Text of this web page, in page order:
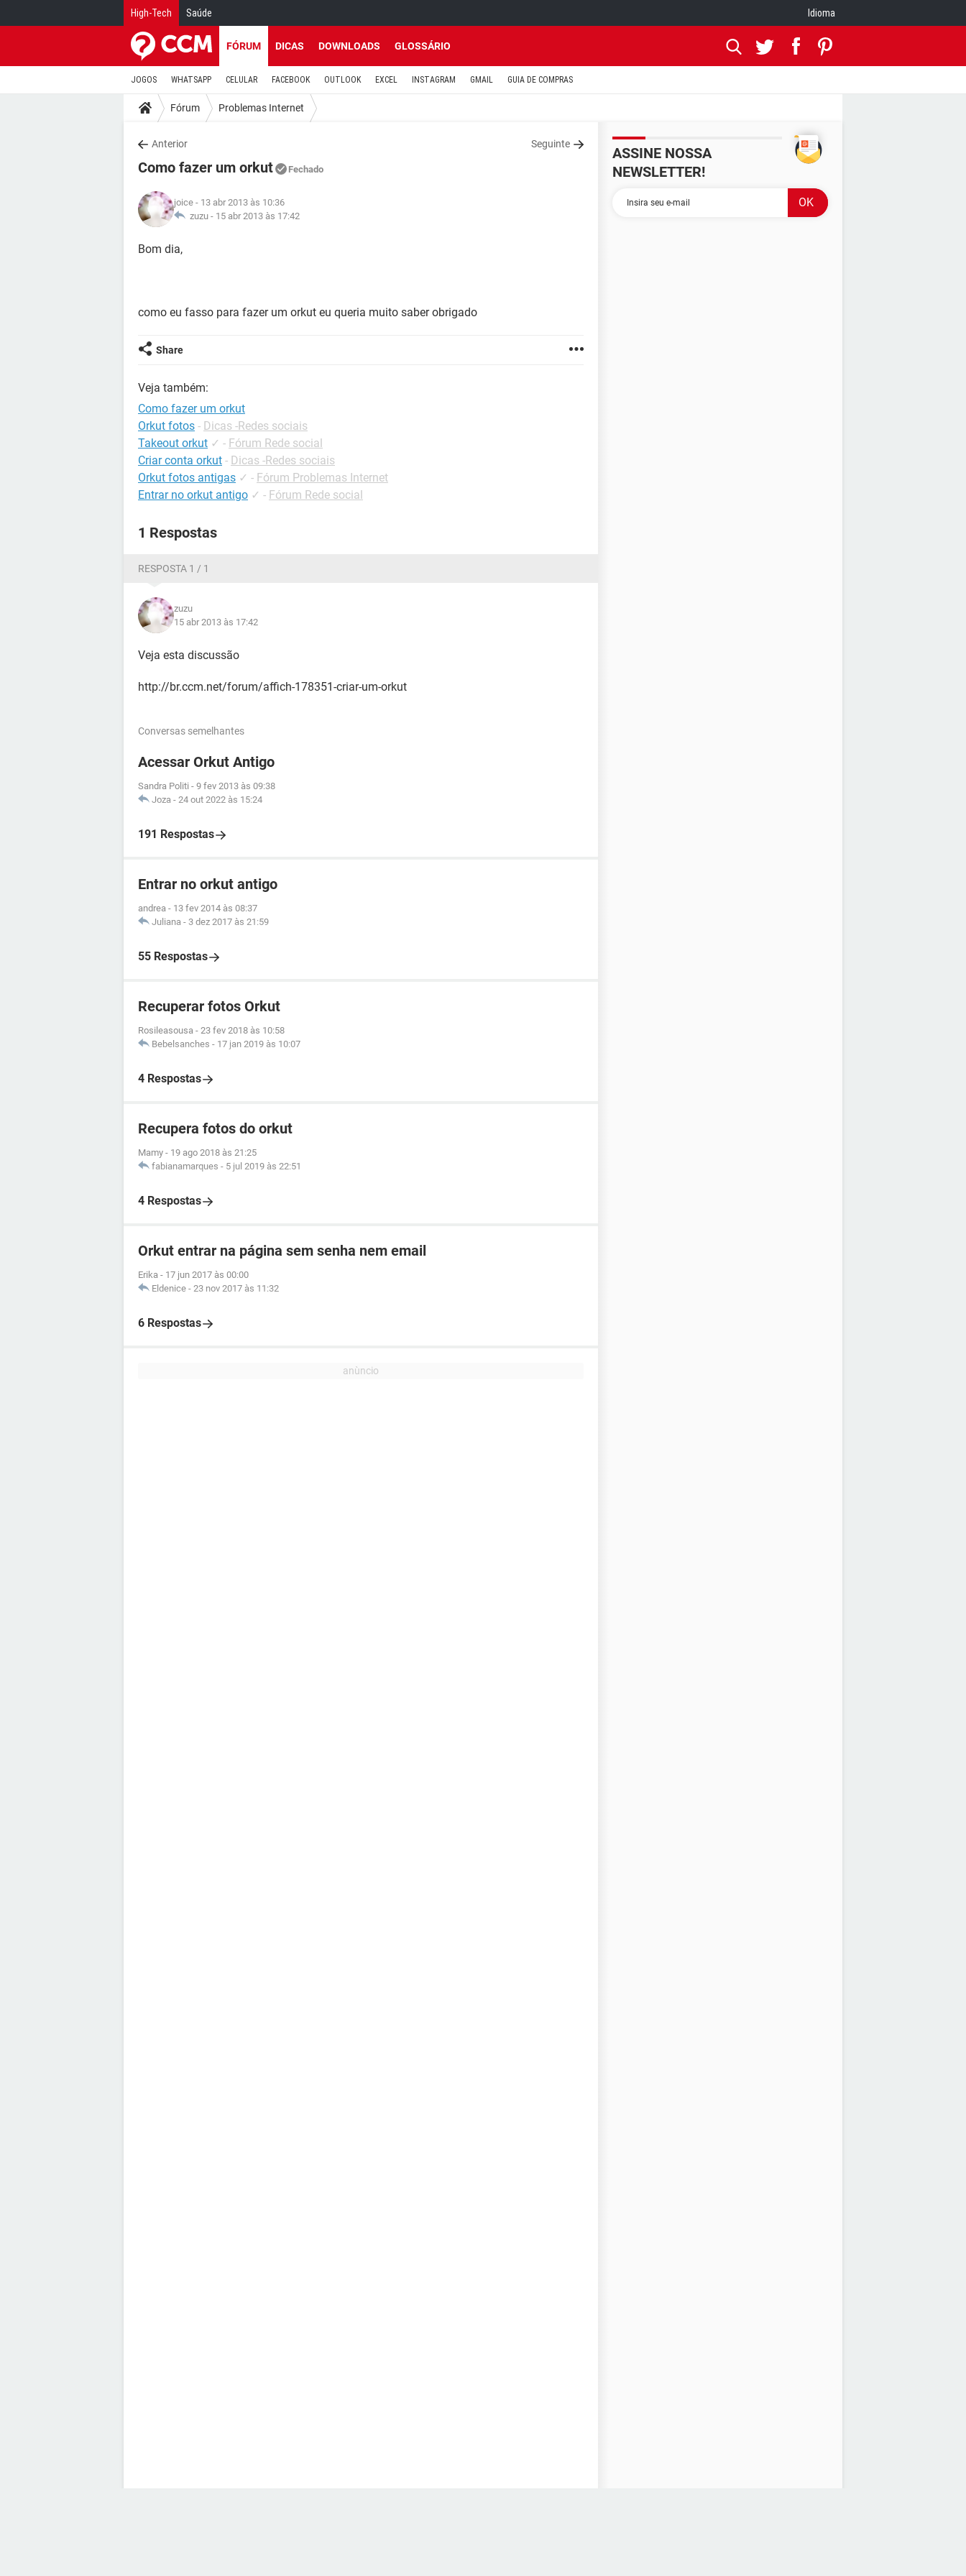
High-Tech Saúde Idioma
FÓRUM DICAS DOWNLOADS GLOSSÁRIO
JOGOS WHATSAPP CELULAR FACEBOOK OUTLOOK EXCEL INSTAGRAM GMAIL GUIA DE COMPRAS
Fórum Problemas Internet
Anterior Seguinte
Como fazer um orkut Fechado
joice - 13 abr 2013 às 10:36
zuzu - 15 abr 2013 às 17:42
Bom dia,
como eu fasso para fazer um orkut eu queria muito saber obrigado
Share
Veja também:
Como fazer um orkut
Orkut fotos - Dicas -Redes sociais
Takeout orkut ✓ - Fórum Rede social
Criar conta orkut - Dicas -Redes sociais
Orkut fotos antigas ✓ - Fórum Problemas Internet
Entrar no orkut antigo ✓ - Fórum Rede social
1 Respostas
RESPOSTA 1 / 1
zuzu
15 abr 2013 às 17:42
Veja esta discussão
http://br.ccm.net/forum/affich-178351-criar-um-orkut
Conversas semelhantes
Acessar Orkut Antigo
Sandra Politi - 9 fev 2013 às 09:38
Joza - 24 out 2022 às 15:24
191 Respostas
Entrar no orkut antigo
andrea - 13 fev 2014 às 08:37
Juliana - 3 dez 2017 às 21:59
55 Respostas
Recuperar fotos Orkut
Rosileasousa - 23 fev 2018 às 10:58
Bebelsanches - 17 jan 2019 às 10:07
4 Respostas
Recupera fotos do orkut
Mamy - 19 ago 2018 às 21:25
fabianamarques - 5 jul 2019 às 22:51
4 Respostas
Orkut entrar na página sem senha nem email
Erika - 17 jun 2017 às 00:00
Eldenice - 23 nov 2017 às 11:32
6 Respostas
ASSINE NOSSA
NEWSLETTER!